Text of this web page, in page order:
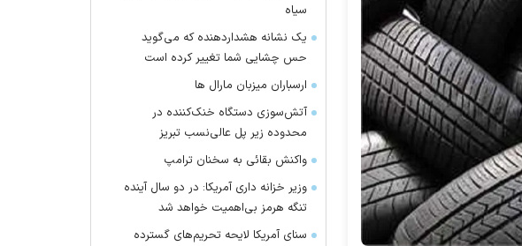
سیاه
یک نشانه هشداردهنده که می‌گوید
حس چشایی شما تغییر کرده است
ارسباران میزبان مارال ها
آتش‌سوزی دستگاه خنک‌کننده در
محدوده زیر پل عالی‌نسب تبریز
واکنش بقائی به سخنان ترامپ
وزیر خزانه داری آمریکا: در دو سال آینده
تنگه هرمز بی‌اهمیت خواهد شد
سنای آمریکا لایحه تحریم‌های گسترده